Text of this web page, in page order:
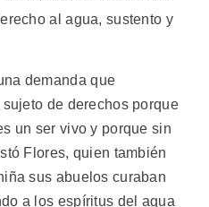
al agua, sustento y
demanda que
de derechos porque
un ser vivo y porque sin
Flores, quien también
sus abuelos curaban
a los espíritus del agua